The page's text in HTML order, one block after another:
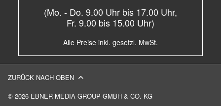
(Mo. - Do. 9.00 Uhr bis 17.00 Uhr,
Fr. 9.00 bis 15.00 Uhr)
Alle Preise inkl. gesetzl. MwSt.
© 2026 EBNER MEDIA GROUP GMBH & CO. KG
ZURÜCK NACH OBEN